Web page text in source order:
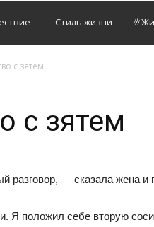
Стиль жизни
с зятем
с зятем
разговор, — сказала жена и
Я положил себе вторую